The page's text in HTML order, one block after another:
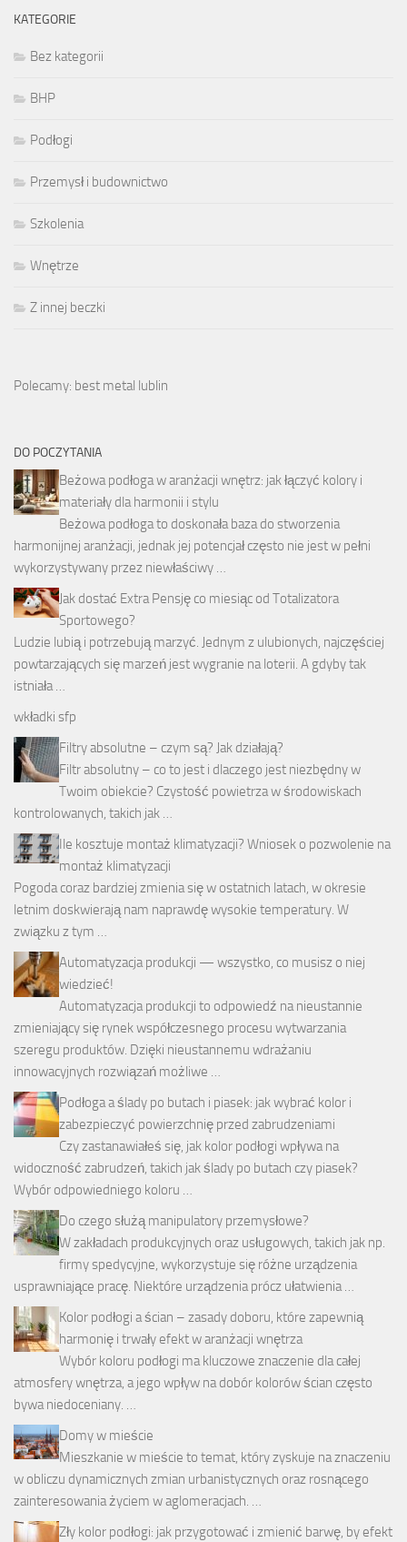
KATEGORIE
Bez kategorii
BHP
Podłogi
Przemysł i budownictwo
Szkolenia
Wnętrze
Z innej beczki
Polecamy: best metal lublin
DO POCZYTANIA
Beżowa podłoga w aranżacji wnętrz: jak łączyć kolory i
materiały dla harmonii i stylu
Beżowa podłoga to doskonała baza do stworzenia
harmonijnej aranżacji, jednak jej potencjał często nie jest w pełni
wykorzystywany przez niewłaściwy …
Jak dostać Extra Pensję co miesiąc od Totalizatora
Sportowego?
Ludzie lubią i potrzebują marzyć. Jednym z ulubionych, najczęściej
powtarzających się marzeń jest wygranie na loterii. A gdyby tak
istniała …
wkładki sfp
Filtry absolutne – czym są? Jak działają?
Filtr absolutny – co to jest i dlaczego jest niezbędny w
Twoim obiekcie? Czystość powietrza w środowiskach
kontrolowanych, takich jak …
Ile kosztuje montaż klimatyzacji? Wniosek o pozwolenie na
montaż klimatyzacji
Pogoda coraz bardziej zmienia się w ostatnich latach, w okresie
letnim doskwierają nam naprawdę wysokie temperatury. W
związku z tym …
Automatyzacja produkcji — wszystko, co musisz o niej
wiedzieć!
Automatyzacja produkcji to odpowiedź na nieustannie
zmieniający się rynek współczesnego procesu wytwarzania
szeregu produktów. Dzięki nieustannemu wdrażaniu
innowacyjnych rozwiązań możliwe …
Podłoga a ślady po butach i piasek: jak wybrać kolor i
zabezpieczyć powierzchnię przed zabrudzeniami
Czy zastanawiałeś się, jak kolor podłogi wpływa na
widoczność zabrudzeń, takich jak ślady po butach czy piasek?
Wybór odpowiedniego koloru …
Do czego służą manipulatory przemysłowe?
W zakładach produkcyjnych oraz usługowych, takich jak np.
firmy spedycyjne, wykorzystuje się różne urządzenia
usprawniające pracę. Niektóre urządzenia prócz ułatwienia …
Kolor podłogi a ścian – zasady doboru, które zapewnią
harmonię i trwały efekt w aranżacji wnętrza
Wybór koloru podłogi ma kluczowe znaczenie dla całej
atmosfery wnętrza, a jego wpływ na dobór kolorów ścian często
bywa niedoceniany. …
Domy w mieście
Mieszkanie w mieście to temat, który zyskuje na znaczeniu
w obliczu dynamicznych zmian urbanistycznych oraz rosnącego
zainteresowania życiem w aglomeracjach. …
Zły kolor podłogi: jak przygotować i zmienić barwę, by efekt